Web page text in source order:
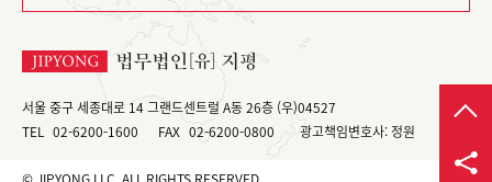
서울 중구 세종대로 14 그랜드센트럴 A동 26층 (우)04527
TEL 02-6200-1600 FAX 02-6200-0800 광고책임변호사: 정원